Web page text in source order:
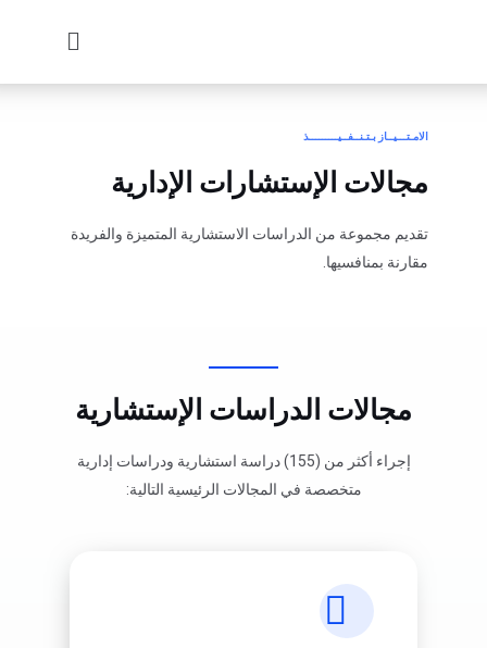
الامـتـــيــاز بـتـنــفــيـــــــــذ
مجالات الإستشارات الإدارية
تقديم مجموعة من الدراسات الاستشارية المتميزة والفريدة
مقارنة بمنافسيها.
مجالات الدراسات الإستشارية
إجراء أكثر من (155) دراسة استشارية ودراسات إدارية
متخصصة في المجالات الرئيسية التالية: